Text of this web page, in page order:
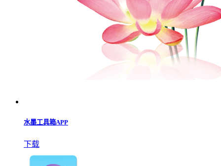
水墨工具箱APP
下载